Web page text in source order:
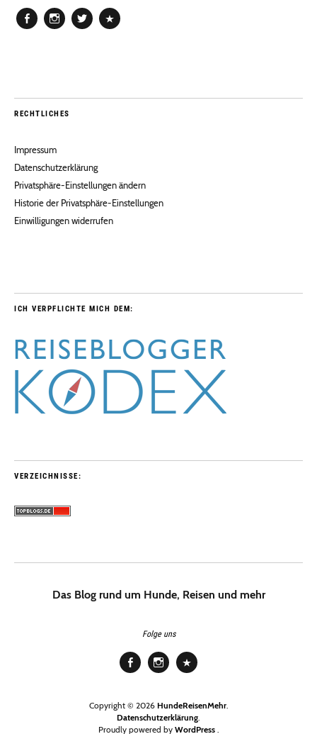
RECHTLICHES
Impressum
Datenschutzerklärung
Privatsphäre-Einstellungen ändern
Historie der Privatsphäre-Einstellungen
Einwilligungen widerrufen
ICH VERPFLICHTE MICH DEM:
VERZEICHNISSE:
Das Blog rund um Hunde, Reisen und mehr
Folge uns
Copyright © 2026 HundeReisenMehr
Datenschutzerklärung
Proudly powered by WordPress